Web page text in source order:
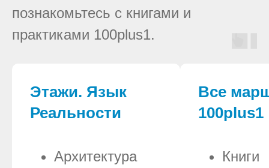
познакомьтесь с книгами и
практиками 100plus1.
Этажи. Язык
Реальности
Архитектура
Все
100plus1
Книги